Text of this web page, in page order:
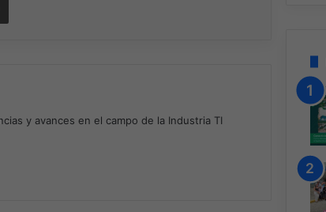
y avances en el campo de la Industria TI